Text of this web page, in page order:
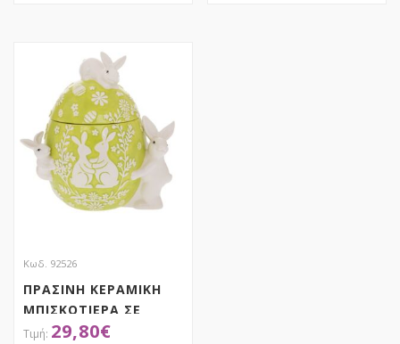
Κωδ. 92526
ΠΡΑΣΙΝΗ ΚΕΡΑΜΙΚΗ
ΜΠΙΣΚΟΤΙΕΡΑ ΣΕ
ΣΧΗΜΑ ΑΥΓΟ ΜΕ
29,80€